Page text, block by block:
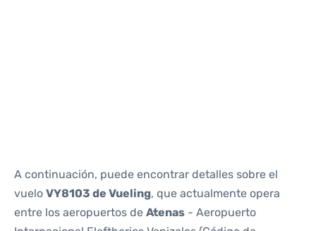
A continuación, puede encontrar detalles sobre el
vuelo VY8103 de Vueling, que actualmente opera
entre los aeropuertos de Atenas - Aeropuerto